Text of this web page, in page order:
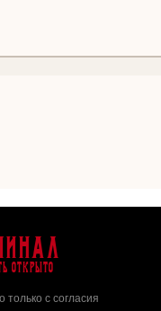
открыто
с согласия